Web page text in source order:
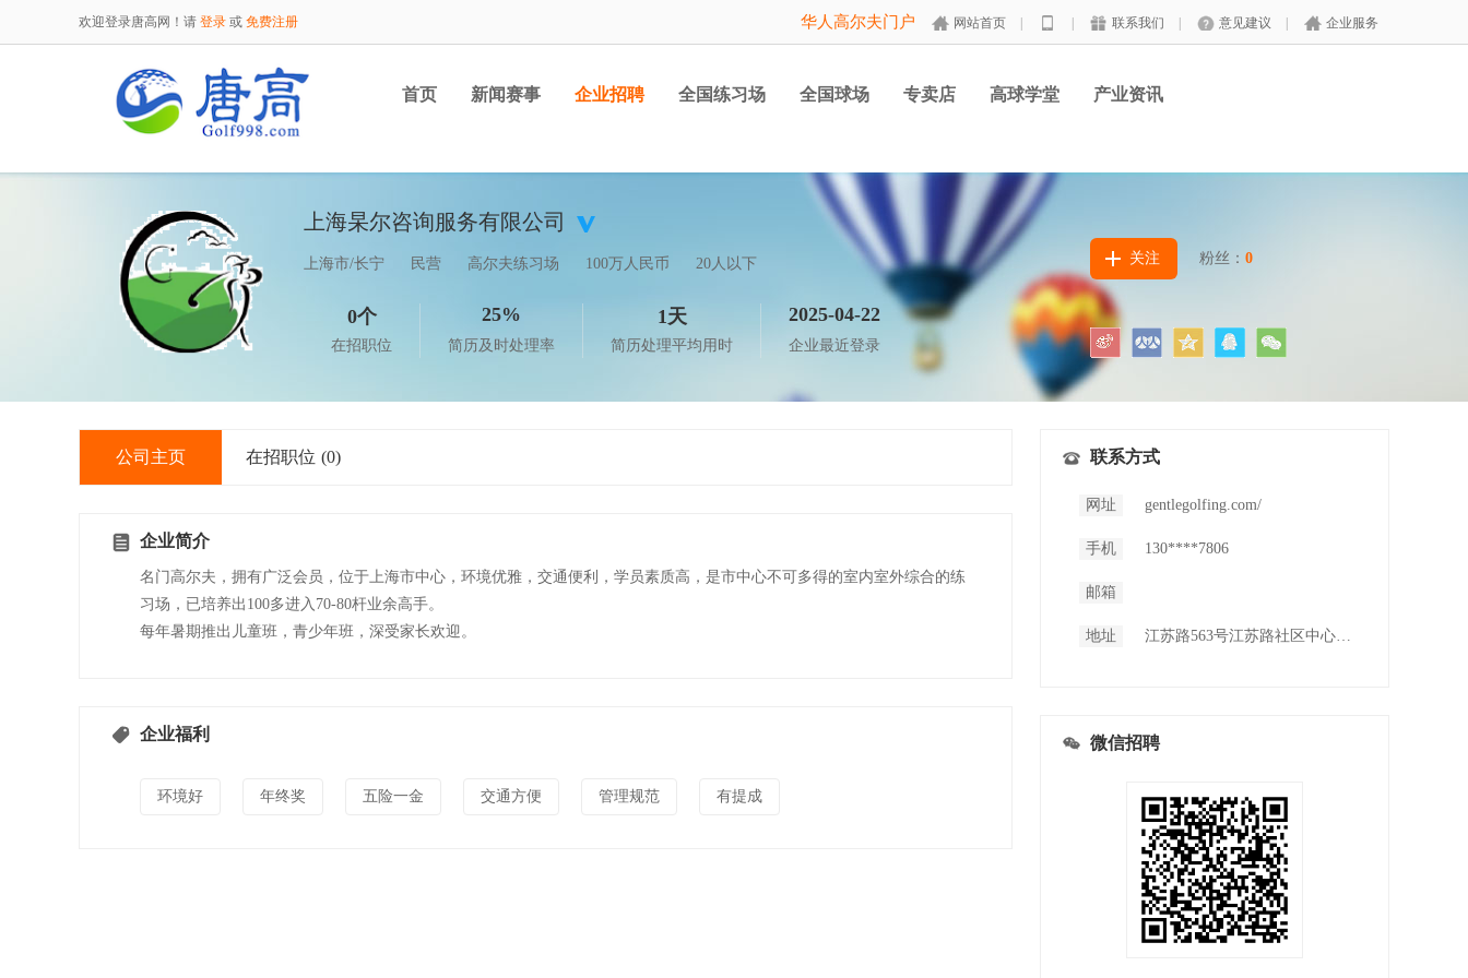
欢迎登录唐高网！请 登录 或 免费注册 华人高尔夫门户 网站首页 联系我们 意见建议 企业服务
首页 新闻赛事 企业招聘 全国练习场 全国球场 专卖店 高球学堂 产业资讯
上海杲尔咨询服务有限公司
上海市/长宁 民营 高尔夫练习场 100万人民币 20人以下
0个
在招职位
25%
简历及时处理率
1天
简历处理平均用时
2025-04-22
企业最近登录
关注 粉丝： 0
公司主页 在招职位 (0)
企业简介
名门高尔夫，拥有广泛会员，位于上海市中心，环境优雅，交通便利，学员素质高，是市中心不可多得的室内室外综合的练
习场，已培养出100多进入70-80杆业余高手。
每年暑期推出儿童班，青少年班，深受家长欢迎。
企业福利
环境好 年终奖 五险一金 交通方便 管理规范 有提成
联系方式
网址 gentlegolfing.com/
手机 130****7806
邮箱
地址 江苏路563号江苏路社区中心楼上
微信招聘